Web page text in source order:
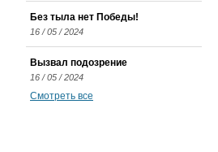
Без тыла нет Победы!
16 / 05 / 2024
Вызвал подозрение
16 / 05 / 2024
Смотреть все